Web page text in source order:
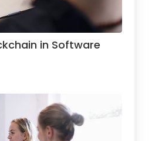
in Software